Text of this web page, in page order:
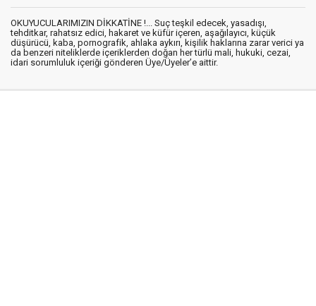
OKUYUCULARIMIZIN DİKKATİNE !... Suç teşkil edecek, yasadışı,
tehditkar, rahatsız edici, hakaret ve küfür içeren, aşağılayıcı, küçük
düşürücü, kaba, pornografik, ahlaka aykırı, kişilik haklarına zarar verici ya
da benzeri niteliklerde içeriklerden doğan her türlü mali, hukuki, cezai,
idari sorumluluk içeriği gönderen Üye/Üyeler’e aittir.